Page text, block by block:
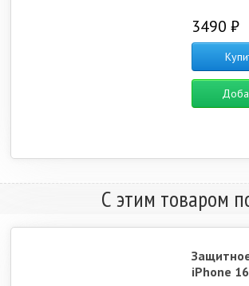
3490 ₽
С этим товаром
iPhone